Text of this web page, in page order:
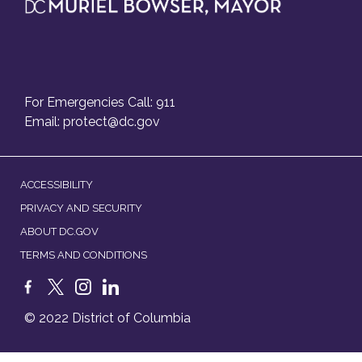
For Emergencies Call: 911
Email: protect@dc.gov
ACCESSIBILITY
PRIVACY AND SECURITY
ABOUT DC.GOV
TERMS AND CONDITIONS
© 2022 District of Columbia